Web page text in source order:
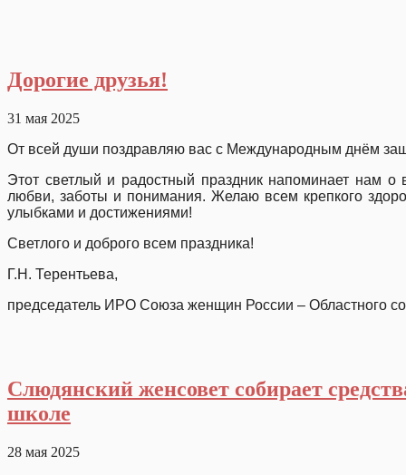
Дорогие друзья!
31 мая 2025
От всей души поздравляю вас с Международным днём
Этот светлый и радостный праздник напоминает нам
любви, заботы и понимания. Желаю всем крепкого
улыбками и достижениями!
Светлого и доброго всем праздника!
Г.Н. Терентьева,
председатель ИРО Союза женщин России – Областного
Слюдянский женсовет собирает
школе
28 мая 2025